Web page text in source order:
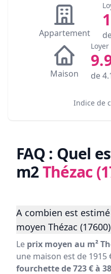
Appartement
Maison de
Indice de
FAQ : Quel
m2Thézac
A combien est
moyen Thézac
Le prix moyen au m²
une maison est de 1915
fourchette de 723 € à